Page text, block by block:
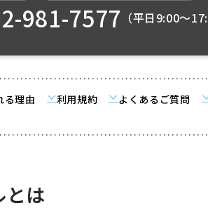
981-7577 （平日9:00〜
る理由 利用規約
よくあるご質問
とは